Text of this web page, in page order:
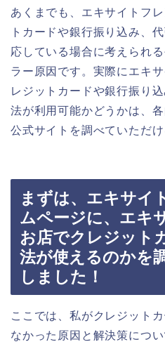
あくまでも、エキサイトフ
トカードや銀行振り込み、
応している場合に考えられ
ラー原因です。実際にエキ
レジットカードや銀行振り
法が利用可能かどうかは、
公式サイトを調べていただけ
まずは、エキサイ
ムページに、エキ
お店でクレジット
法が使えるのかを
しました！
ここでは、私がクレジット
なかった原因と解決策につ